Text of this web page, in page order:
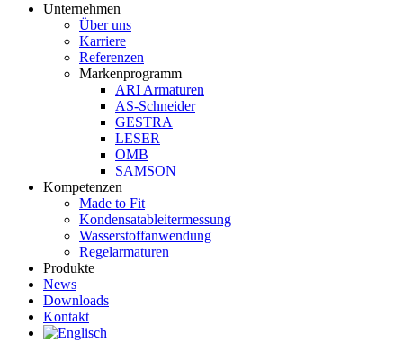
Unternehmen
Über uns
Karriere
Referenzen
Markenprogramm
ARI Armaturen
AS-Schneider
GESTRA
LESER
OMB
SAMSON
Kompetenzen
Made to Fit
Kondensat­ableiter­messung
Wasserstoff­anwendung
Regel­arma­turen
Produkte
News
Downloads
Kontakt